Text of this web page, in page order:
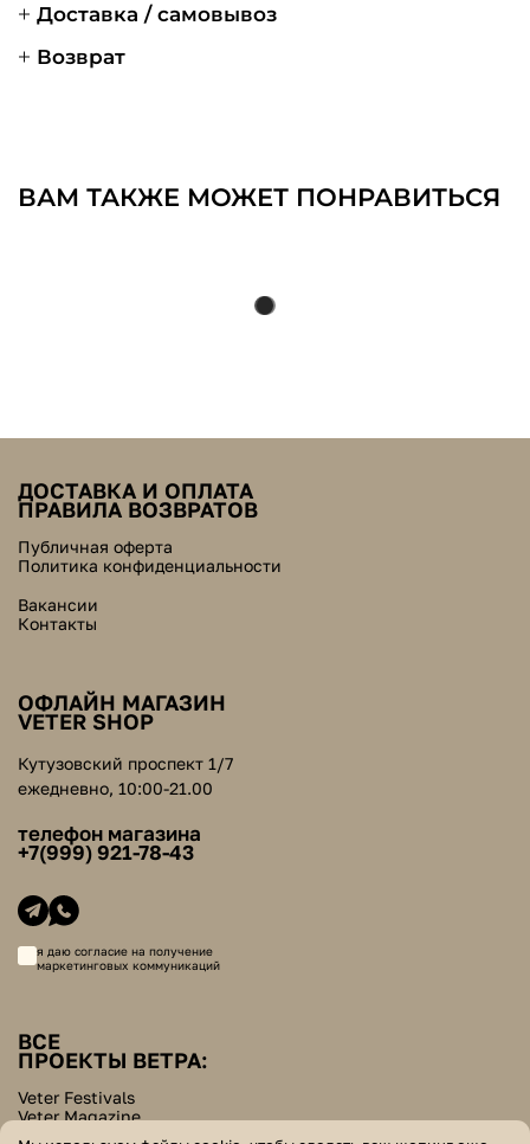
Доставка / самовывоз
Возврат
ВАМ ТАКЖЕ МОЖЕТ ПОНРАВИТЬСЯ
ДОСТАВКА И ОПЛАТА
ПРАВИЛА ВОЗВРАТОВ
Публичная оферта
Политика конфиденциальности
Вакансии
Контакты
ОФЛАЙН МАГАЗИН
VETER SHOP
Кутузовский проспект 1/7
ежедневно, 10:00-21.00
телефон магазина
+7(999) 921-78-43
я даю согласие на получение
маркетинговых коммуникаций
ВСЕ
ПРОЕКТЫ ВЕТРА:
Veter Festivals
Veter Magazine